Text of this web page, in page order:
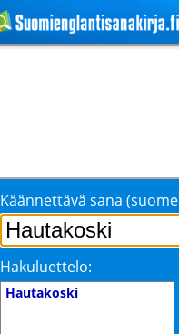
Käännettävä sana
Hakuluettelo:
Hautakoski